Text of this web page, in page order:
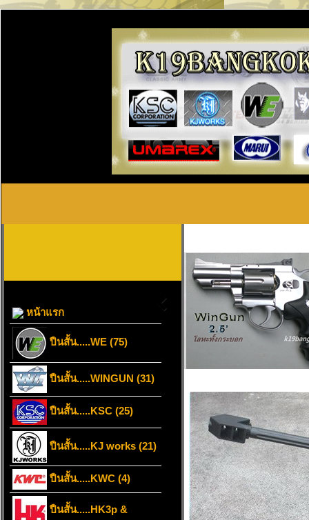
หน้าแรก
ปืนสั้น.....WE (75)
ปืนสั้น.....WINGUN (31)
ปืนสั้น.....KSC (25)
ปืนสั้น.....KJ works (21)
ปืนสั้น.....KWC (4)
ปืนสั้น.....HK3p &